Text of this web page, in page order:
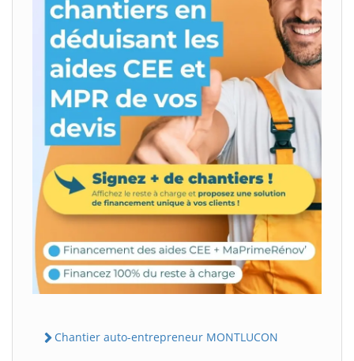
Chantier auto-entrepreneur MONTLUCON